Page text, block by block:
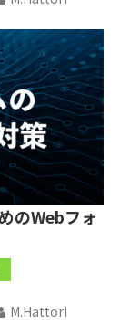
のWebフォ
M.Hattori